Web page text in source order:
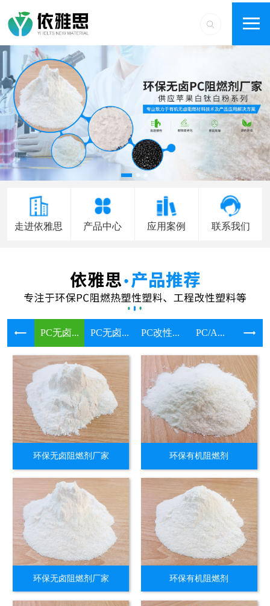
走进依雅思 产品中心 应用案例 联系我们
PC无卤... PC无卤... PC改性... PC/A... 溴系
环保无卤阻燃剂厂家 环保有机阻燃剂
环保无卤阻燃剂厂家 环保有机阻燃剂